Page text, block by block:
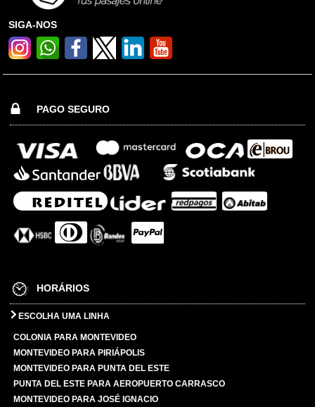
SIGA-NOS
PAGO SEGURO
HORÁRIOS
ESCOLHA UMA LINHA
COLONIA PARA MONTEVIDEO
MONTEVIDEO PARA PIRIÁPOLIS
MONTEVIDEO PARA PUNTA DEL ESTE
PUNTA DEL ESTE PARA AEROPUERTO CARRASCO
MONTEVIDEO PARA JOSÉ IGNACIO